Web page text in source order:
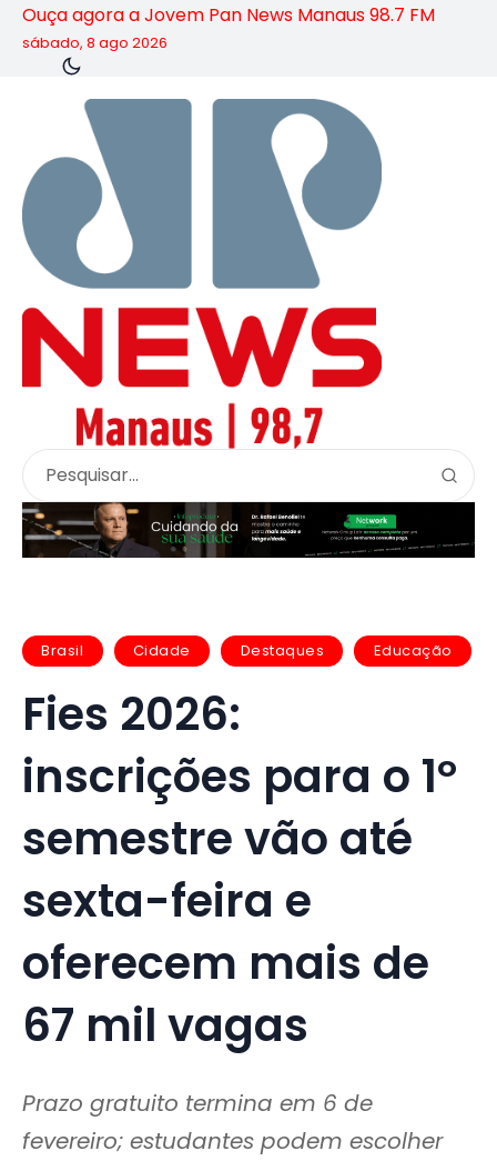
Ouça agora a Jovem Pan News Manaus 98.7 FM
sábado, 8 ago 2026
Brasil Cidade Destaques Educação
Fies 2026:
inscrições para o 1º
semestre vão até
sexta-feira e
oferecem mais de
67 mil vagas
Prazo gratuito termina em 6 de
fevereiro; estudantes podem escolher